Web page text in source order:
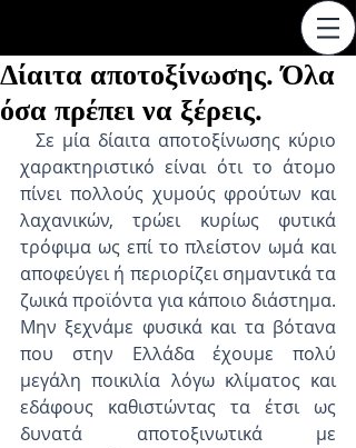
Δίαιτα αποτοξίνωσης. Όλα
όσα πρέπει να ξέρεις.
χαρακτηριστικό είναι ότι το άτομο
πίνει πολλούς χυμούς φρούτων και
λαχανικών, τρώει κυρίως φυτικά
τρόφιμα ως επί το πλείστον ωμά και
αποφεύγει ή περιορίζει σημαντικά τα
ζωικά προϊόντα για κάποιο διάστημα.
Μην ξεχνάμε φυσικά και τα βότανα
που στην Ελλάδα έχουμε πολύ
μεγάλη ποικιλία λόγω κλίματος και
εδάφους καθιστώντας τα έτσι ως
δυνατά αποτοξινωτικά με